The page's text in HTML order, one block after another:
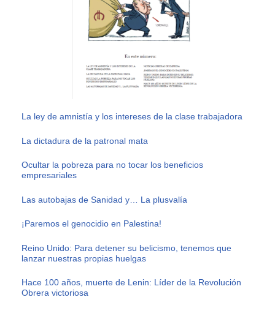
La ley de amnistía y los intereses de la clase trabajadora
La dictadura de la patronal mata
Ocultar la pobreza para no tocar los beneficios
empresariales
Las autobajas de Sanidad y… La plusvalía
¡Paremos el genocidio en Palestina!
Reino Unido: Para detener su belicismo, tenemos que
lanzar nuestras propias huelgas
Hace 100 años, muerte de Lenin: Líder de la Revolución
Obrera victoriosa